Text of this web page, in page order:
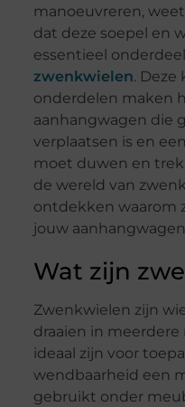
manoeuvreren,
dat deze soepel en
essentieel
zwenkwielen. Deze
onderdelen maken
aanhangwagen die
verplaatsen is en
moet duwen en
de wereld van
ontdekken waarom
jouw
Wat zijn
Zwenkwielen zijn
draaien in
ideaal zijn voor
wendbaarheid een
gebruikt onder